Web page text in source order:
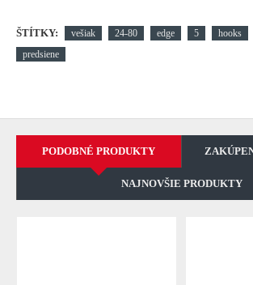
ŠTÍTKY: vešiak 24-80 edge 5 hooks
predsiene
PODOBNÉ PRODUKTY
NAJNOVŠIE PRODUKTY